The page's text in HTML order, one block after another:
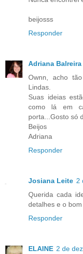
beijosss
Responder
Adriana Balreira
Ownn, acho
Lindas.
Suas ideias
como lá em
porta...Gosto só
Beijos
Adriana
Responder
Josiana Leite 2
Querida cada
detalhes e o
Responder
ELAINE 2 de